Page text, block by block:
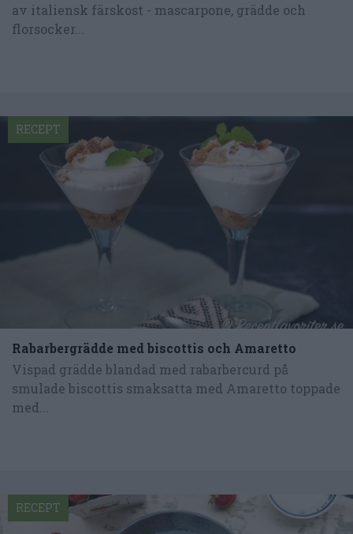
av italiensk färskost - mascarpone, grädde och
florsocker...
Rabarbergrädde med biscottis och Amaretto
Vispad grädde blandad med rabarbercurd på
smulade biscottis smaksatta med Amaretto toppade
med...
RECEPT
RECEPT